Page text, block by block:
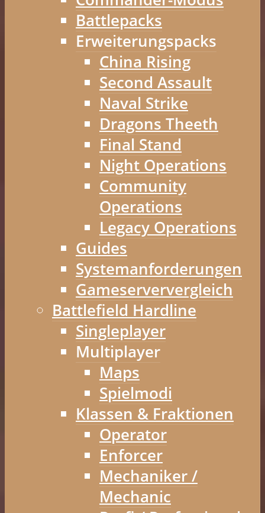
Battlepacks
Erweiterungspacks
China Rising
Second Assault
Naval Strike
Dragons Theeth
Final Stand
Night Operations
Community
Operations
Legacy Operations
Guides
Systemanforderungen
Gameserververgleich
Battlefield Hardline
Singleplayer
Multiplayer
Maps
Spielmodi
Klassen & Fraktionen
Operator
Enforcer
Mechaniker /
Mechanic